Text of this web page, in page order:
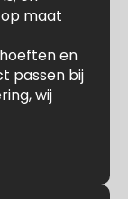
maat
en
passen bij
wij